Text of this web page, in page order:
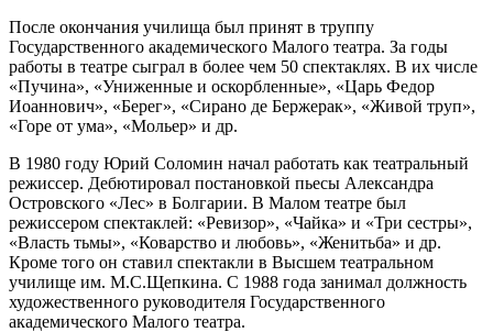
После окончания училища был принят в труппу
Государственного академического Малого театра. За годы
работы в театре сыграл в более чем 50 спектаклях. В их числе
«Пучина», «Униженные и оскорбленные», «Царь Федор
Иоаннович», «Берег», «Сирано де Бержерак», «Живой труп»,
«Горе от ума», «Мольер» и др.
В 1980 году Юрий Соломин начал работать как театральный
режиссер. Дебютировал постановкой пьесы Александра
Островского «Лес» в Болгарии. В Малом театре был
режиссером спектаклей: «Ревизор», «Чайка» и «Три сестры»,
«Власть тьмы», «Коварство и любовь», «Женитьба» и др.
Кроме того он ставил спектакли в Высшем театральном
училище им. М.С.Щепкина. С 1988 года занимал должность
художественного руководителя Государственного
академического Малого театра.